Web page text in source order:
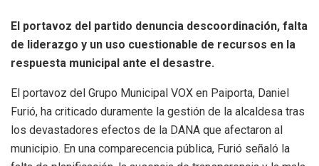
El portavoz del partido denuncia descoordinación, falta
de liderazgo y un uso cuestionable de recursos en la
respuesta municipal ante el desastre.
El portavoz del Grupo Municipal VOX en Paiporta, Daniel
Furió, ha criticado duramente la gestión de la alcaldesa tras
los devastadores efectos de la DANA que afectaron al
municipio. En una comparecencia pública, Furió señaló la